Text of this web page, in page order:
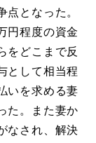
点となった。
円程度の資金
をどこまで反
として相当程
いを求める妻
た。また妻か
なされ、解決